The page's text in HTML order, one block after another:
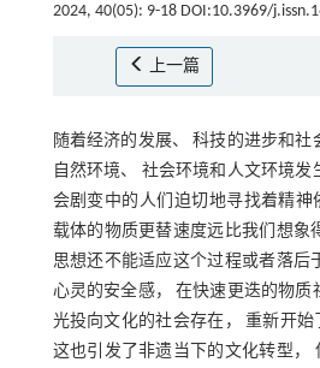
2024, 40(05): 9-18 DOI:10.3969/
上一篇
随着经济的发展、 科技的进步和社
自然环境、 社会环境和人文环境
会剧变中的人们迫切地寻找着精神
载体的物质更替速度远比我们想象
思想还不能适应这个过程或者落后
心灵的安全感， 在快速更迭的物质
光投向文化的社会存在， 重新开始
这也引发了非遗当下的文化转型，